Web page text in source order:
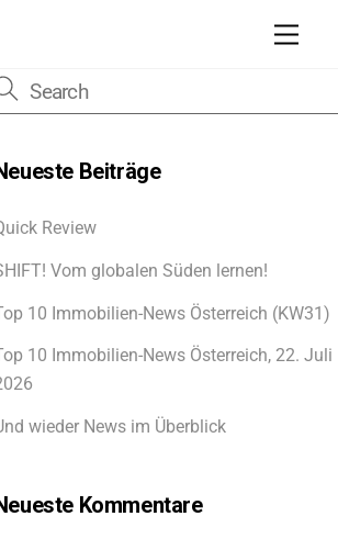
Beiträge
Review
Vom globalen Süden lernen!
10 Immobilien-News Österreich (KW31)
10 Immobilien-News Österreich, 22. Juli
wieder News im Überblick
Kommentare